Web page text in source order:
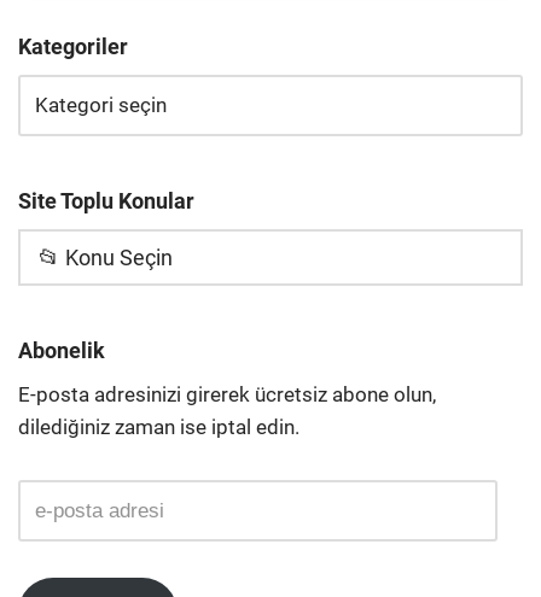
Kategoriler
Site Toplu Konular
📂 Konu Seçin
Abonelik
E-posta adresinizi girerek ücretsiz abone olun,
dilediğiniz zaman ise iptal edin.